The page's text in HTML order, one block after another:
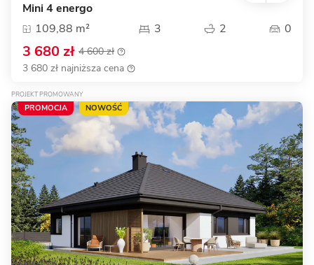
Mini 4 energo
109,88 m²
3 2 0
3 680 zł 4 600 zł
3 680 zł najniższa cena
PROJEKT PROMOWANY
PROMOCJA NOWOŚĆ